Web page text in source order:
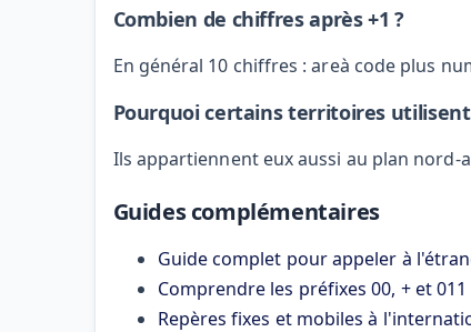
Combien de chiffres après +1 ?
En général 10 chiffres : areà code plus
Pourquoi certains territoires utilisent
Ils appartiennent eux aussi au plan nord-
Guides complémentaires
Guide complet pour appeler à
Comprendre les préfixes 00, + et 011
Repères fixes et mobiles à